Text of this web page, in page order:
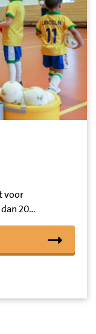
voor
20…